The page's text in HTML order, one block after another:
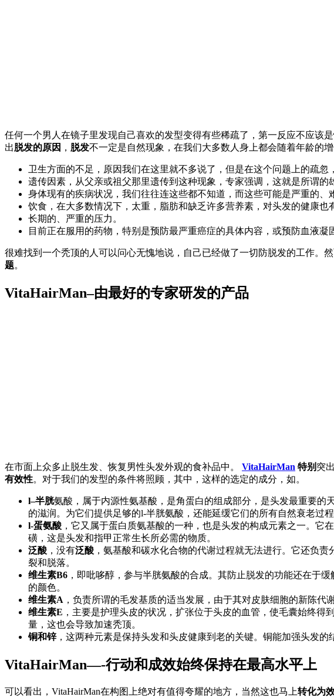
任何一个男人在镜子里发现自己喜欢的发型变得有些稀疏了，第一反应不应该
出脱发的原因 ， 脱发不一定是自然现象，在我们大多数人身上都会随着年龄的
卫生方面的不足，原因我们在这里就不多说了，但是在这个问题上的疏忽
遗传因素，从父亲或祖父那里遗传到这种现象，专家强调，这就是所谓的
身体现有的疾病状况，我们往往连这些都不知道，而这些可能是严重的、
饮食，在大多数情况下，太重，脂肪和缺乏许多营养素，对头发的健康也
长期的、严重的压力。
目前正在服用的药物，特别是预防最严重癌症的具体内容，或预防血液凝
很难找到一个秃顶的人可以问心无愧地说，自己已经做了一切防脱发的工作。
题。
VitaHairMan–由最好的专家研发的产品
在市面上众多止脱生发、恢复男性头发外观的食补品中。 VitaHairMan 特别 突
有效性。对于我们的发型的条件将照顾，其中，这样的选定的成分，如。
l–半胱氨酸，属于内源性氨基酸，是角蛋白的组成部分，是头发最重要
的滋润。为它们提供足够的l-半胱氨酸，还能延缓它们的所有自然衰老过程
l-蛋氨酸 ，它又属于蛋白质氨基酸的一种，也是头发的构成元素之一。
磺，这是头发和指甲正常生长所必需的物质。
泛酸 ，没有泛酸 ，氨基酸和碳水化合物的代谢过程就无法进行。它还负
裂和脱落。
维生素B6 ，即吡哆醇，参与半胱氨酸的合成。其防止脱发的功能还在于
的颜色。
维生素A ，负责所谓的毛发基质的适当发展，由于其对皮肤细胞的新陈
维生素E ，主要是护理头皮的状况，扩张位于头皮的血管，使毛囊始终
量，这也会导致加速秃顶。
铜和锌，这两种元素是保持头发和头皮健康到老的关键。铜能加强头发
VitaHairMan—-行动和成效始终保持在最高水平上
可以看出，VitaHairMan在构图上绝对有值得夸耀的地方，当然这也马上转化为